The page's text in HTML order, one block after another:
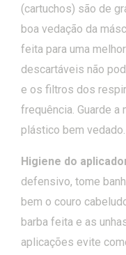
(cartuchos) são de
boa vedação da
feita para uma
descartáveis não
e os filtros dos
frequência. Guarde a
plástico bem vedado.
Higiene do
defensivo, tome
bem o couro
barba feita e as
aplicações evite